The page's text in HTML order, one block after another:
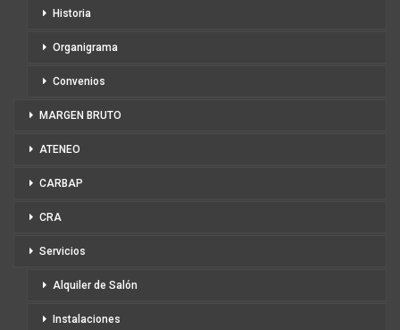
Historia
Organigrama
Convenios
MARGEN BRUTO
ATENEO
CARBAP
CRA
Servicios
Alquiler de Salón
Instalaciones